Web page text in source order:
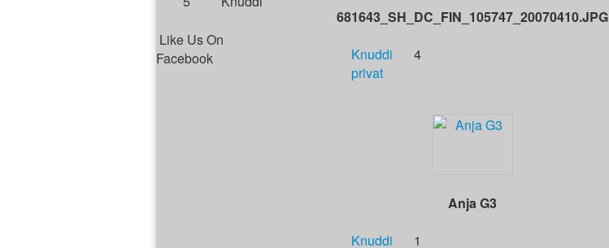
Like Us On
Facebook
681643_SH_DC_FIN_105747_20070410.JPG
Knuddi
4
privat
Anja G3
Knuddi
1